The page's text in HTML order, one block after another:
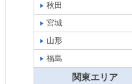
秋田
宮城
山形
福島
関東エリア